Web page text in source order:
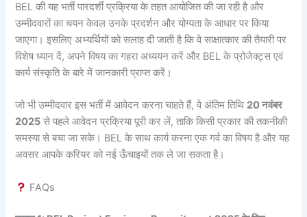
BEL की यह भर्ती पारदर्शी प्रक्रिया के तहत आयोजित की जा रही है और
उम्मीदवारों का चयन केवल उनके प्रदर्शन और योग्यता के आधार पर किया
जाएगा। इसलिए अभ्यर्थियों को सलाह दी जाती है कि वे साक्षात्कार की तैयारी पर
विशेष ध्यान दें, अपने विषय का गहरा अध्ययन करें और BEL के प्रोजेक्ट्स एवं
कार्य संस्कृति के बारे में जानकारी प्राप्त करें।
जो भी उम्मीदवार इस भर्ती में आवेदन करना चाहते हैं, वे अंतिम तिथि 20 नवंबर
2025 से पहले आवेदन प्रक्रिया पूरी कर लें, ताकि किसी प्रकार की तकनीकी
समस्या से बचा जा सके। BEL के साथ कार्य करना एक गर्व का विषय है और यह
अवसर आपके करियर को नई ऊँचाइयों तक ले जा सकता है।
FAQs